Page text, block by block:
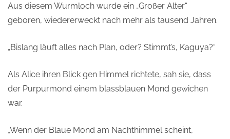
Aus diesem Wurmloch wurde ein „Großer Alter“
geboren, wiedererweckt nach mehr als tausend Jahren.
„Bislang läuft alles nach Plan, oder? Stimmt’s, Kaguya?“
Als Alice ihren Blick gen Himmel richtete, sah sie, dass
der Purpurmond einem blassblauen Mond gewichen
war.
„Wenn der Blaue Mond am Nachthimmel scheint,